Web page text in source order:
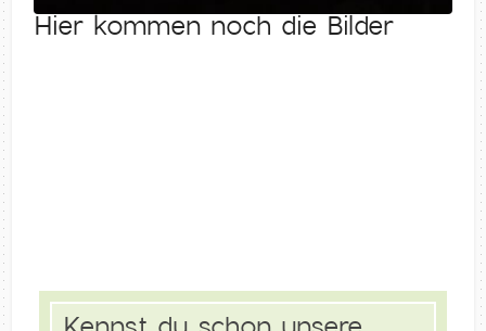
Hier kommen noch die Bilder